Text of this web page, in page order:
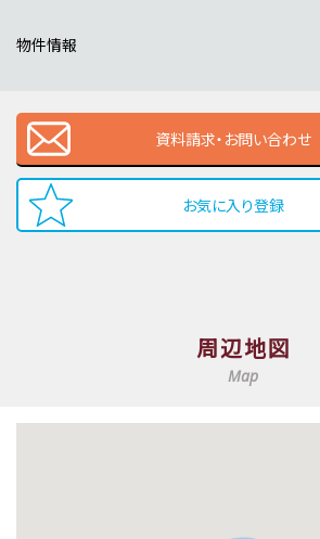
物件情報
資料請求・お問い合わせ
お気に入り登録
周辺地図
Map